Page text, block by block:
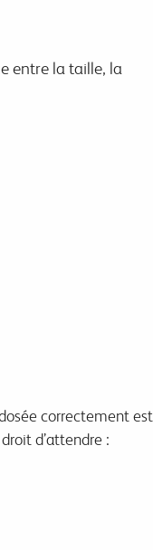
entre la taille, la
correctement est
d’attendre :